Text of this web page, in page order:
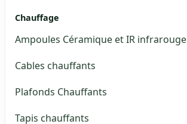
Chauffage
Ampoules Céramique et IR infrarouge
Cables chauffants
Plafonds Chauffants
Tapis chauffants